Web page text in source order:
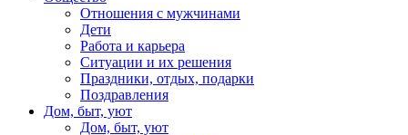
Отношения с мужчинами
Дети
Работа и карьера
Ситуации и их решения
Праздники, отдых, подарки
Поздравления
Дом, быт, уют
Дом, быт, уют